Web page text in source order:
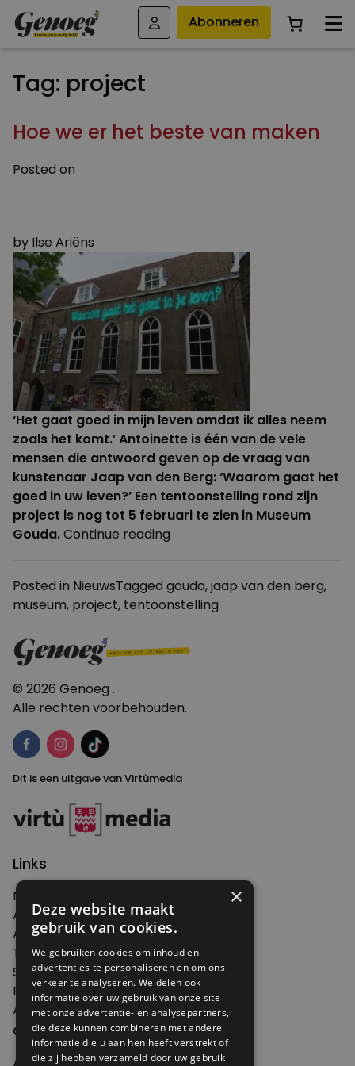
Abonneren
Tag: project
Hoe we er het beste van maken
Posted on
by Ilse Ariëns
‘Het gaat goed in mijn leven omdat ik alles neem
zoals het komt.’ Antoinette is één van de vele
mensen die antwoord geven op de vraag van
kunstenaar Jaap van den Berg: ‘Waarom gaat het
goed in uw leven?’ Een tentoonstelling rond zijn
project is nog tot 5 februari te zien in Museum
Gouda.Continue reading
het
beste
maken”
Posted in NieuwsTagged gouda,jaap van den berg,
museum, project, tentoonstelling
© 2026 Genoeg .
Alle rechten voorbehouden.
Dit is een uitgave van Virtùmedia
Links
Nieuws
Artikelen
Agenda
Thema's
Shop
Edities
Abonneren
Over Genoeg
×
Deze website maakt
gebruik van cookies.
We gebruiken cookies om inhoud en
advertenties te personaliseren en om ons
verkeer te analyseren. We delen ook
informatie over uw gebruik van onze site
met onze advertentie- en analysepartners,
die deze kunnen combineren met andere
informatie die u aan hen heeft verstrekt of
die zij hebben verzameld door uw gebruik